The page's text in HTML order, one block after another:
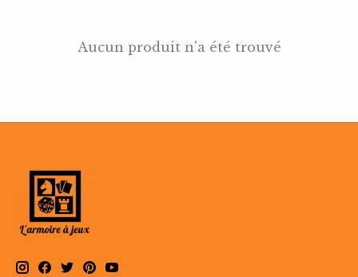
Aucun produit n'a été trouvé